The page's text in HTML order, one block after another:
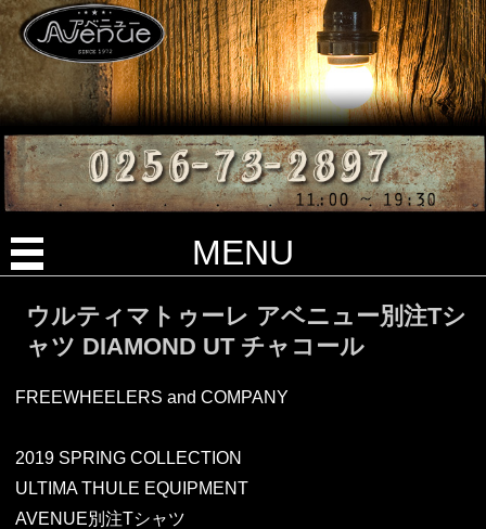
MENU
ウルティマトゥーレ アベニュー別注Tシ
ャツ DIAMOND UT チャコール
FREEWHEELERS and COMPANY
2019 SPRING COLLECTION
ULTIMA THULE EQUIPMENT
AVENUE別注Tシャツ